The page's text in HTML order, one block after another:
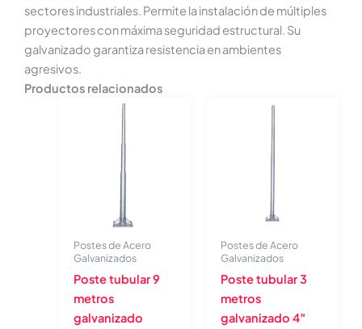
sectores industriales. Permite la instalación de múltiples
proyectores con máxima seguridad estructural. Su
galvanizado garantiza resistencia en ambientes
agresivos.
Productos relacionados
Postes de Acero
Galvanizados
Poste tubular 9
metros
galvanizado
Postes de Acero
Galvanizados
Poste tubular 3
metros
galvanizado 4″